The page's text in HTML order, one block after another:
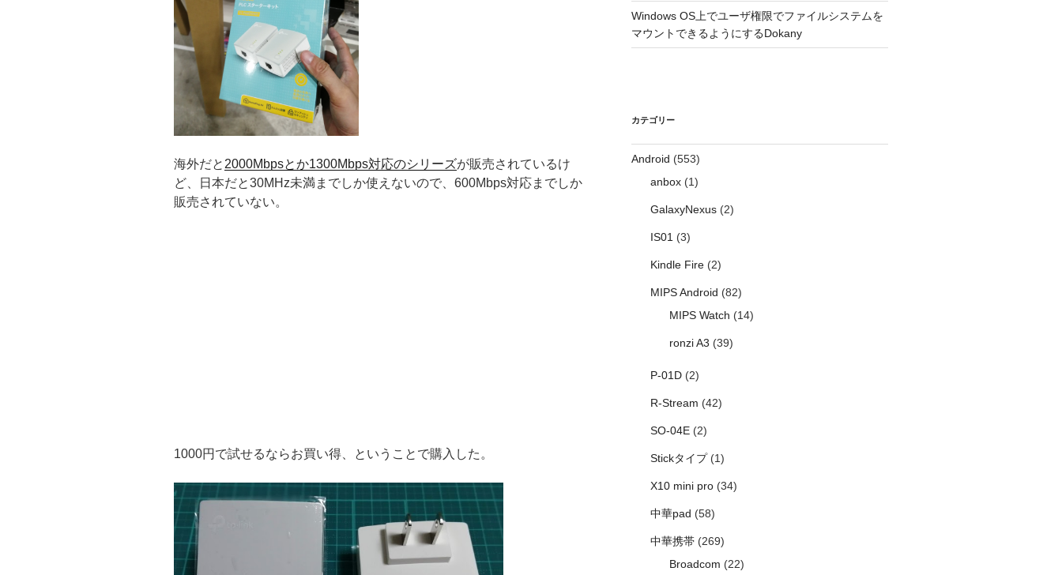
海外だと 2000Mbpsとか1300Mbps対応のシリーズが販売されているけ
ど、日本だと30MHz未満までしか使えないので、600Mbps対応までしか
販売されていない。
1000円で試せるならお買い得、ということで購入した。
Windows OS上でユーザ権限でファイルシステムを
マウントできるようにするDokany
カテゴリー
Android (553)
anbox(1)
GalaxyNexus(2)
IS01 (3)
Kindle Fire(2)
MIPS Android (82)
MIPS Watch (14)
ronzi A3 (39)
P-01D(2)
R-Stream (42)
SO-04E(2)
Stickタイプ(1)
X10 mini pro(34)
中華pad (58)
中華携帯(269)
Broadcom (22)